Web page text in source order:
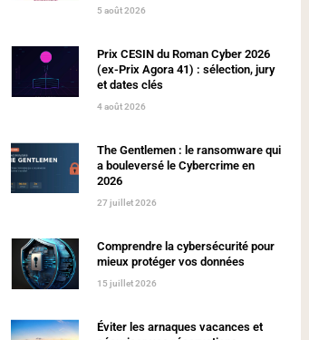
5 août 2026
Prix CESIN du Roman Cyber 2026
(ex-Prix Agora 41) : sélection, jury
et dates clés
4 août 2026
The Gentlemen : le ransomware qui
a bouleversé le Cybercrime en
2026
27 juillet 2026
Comprendre la cybersécurité pour
mieux protéger vos données
15 juillet 2026
Éviter les arnaques vacances et